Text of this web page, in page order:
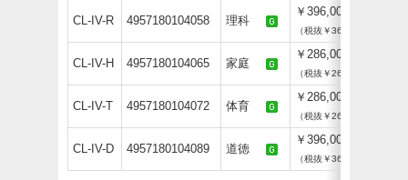
CL-IV-R 4957180104058 理科
￥396,000
（税抜￥360,000）
CL-IV-H 4957180104065 家庭
￥286,000
（税抜￥260,000）
CL-IV-T 4957180104072 体育
￥286,000
（税抜￥260,000）
CL-IV-D 4957180104089 道徳
￥396,000
（税抜￥360,000）